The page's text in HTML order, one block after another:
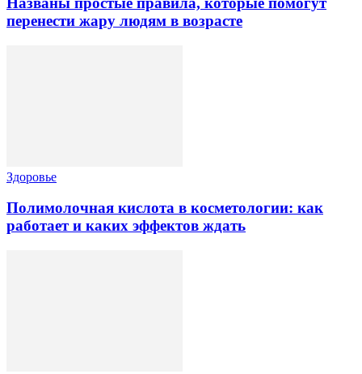
перенести жару людям в возрасте
Здоровье
Полимолочная кислота в косметологии: как
работает и каких эффектов ждать